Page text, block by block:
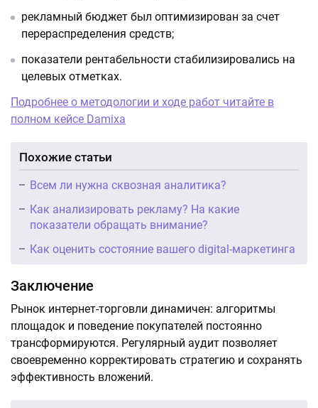
рекламный бюджет был оптимизирован за счет
перераспределения средств;
показатели рентабельности стабилизировались на
целевых отметках.
Подробнее о методологии и ходе работ читайте в
полном кейсе Damixa
Похожие статьи
Всем ли нужна сквозная аналитика?
Как анализировать рекламу? На какие
показатели обращать внимание?
Как оценить состояние вашего digital-маркетинга
Заключение
Рынок интернет-торговли динамичен: алгоритмы
площадок и поведение покупателей постоянно
трансформируются. Регулярный аудит позволяет
своевременно корректировать стратегию и сохранять
эффективность вложений.